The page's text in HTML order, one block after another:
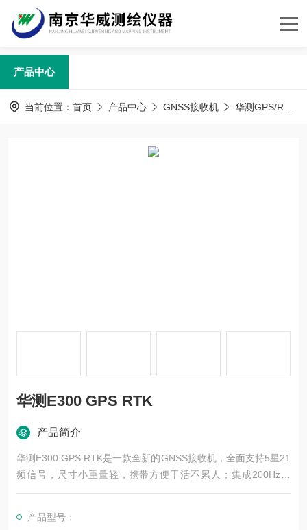
产品中心
当前位置： 首页 产品中心 GNSS接收机 华测GPS/RTK
华测E300 GPS RTK
产品简介
华测E300 GPS RTK是一款全新的GNSS接收机，全面支持5星21
频信号，尺寸小重量轻，携带方便干活不累人；集成200Hz惯
导，融合急速初始化算法，初始化完成后不退出，手拿肩扛横放
双收，不需要设置，支持电台网络同时差分，一键启动；手簿自
产品型号：